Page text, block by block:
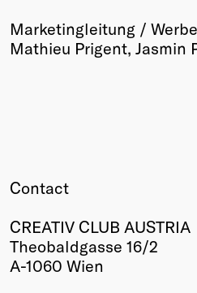
Marketingleitung /
Mathieu Prigent, Jasmin
Contact
CREATIV CLUB AUSTRIA
Theobaldgasse 16/2
A-1060 Wien